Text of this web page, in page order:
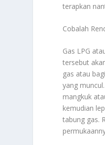
terapkan
Cobalah
Gas LPG
tersebut
gas atau
yang
mangkuk
kemudian
tabung gas.